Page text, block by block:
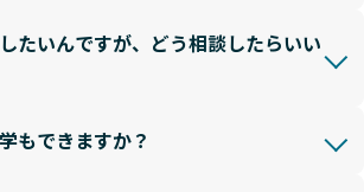
たいんですが、どう相談したらいい
もできますか？